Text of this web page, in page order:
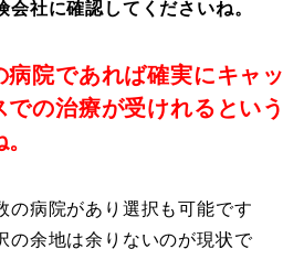
社に確認してくださいね。
院であれば確実にキャッ
での治療が受けれるという
の病院があり選択も可能です
の余地は余りないのが現状で